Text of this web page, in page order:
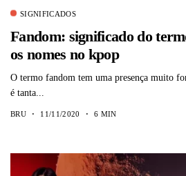
SIGNIFICADOS
Fandom: significado do
os nomes no kpop
O termo fandom tem uma presença muito
é tanta...
BRU 11/11/2020 6 MIN